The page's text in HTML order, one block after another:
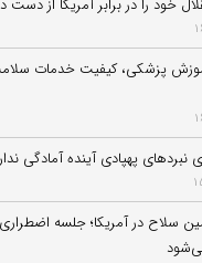
خود را در برابر آمریکا از
پزشکی، کیفیت خدمات
نبردهای پهپادی آینده آمادگی
سلاح در آمریکا؛ جلسه